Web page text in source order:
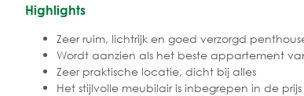
Highlights
Zeer ruim, lichtrijk en goed verzorgd
Wordt aanzien als het beste appartement
Zeer praktische locatie, dicht bij alles
Het stijlvolle meubilair is inbegrepen in de prijs